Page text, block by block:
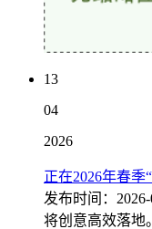
13
04
2026
正在2026年春季
发布时间：
将创意高效落地